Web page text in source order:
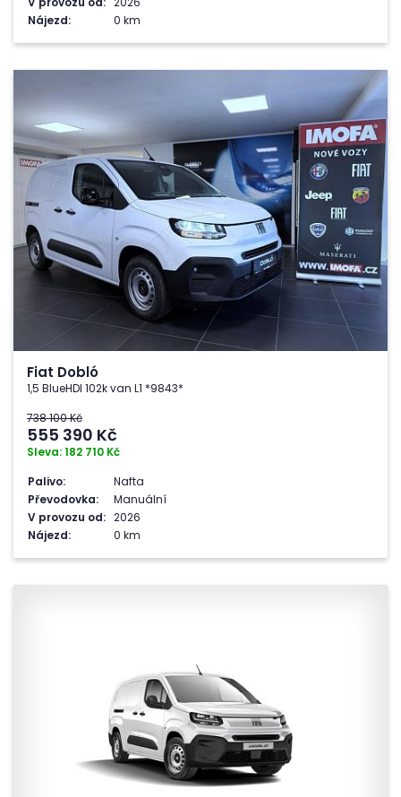
Nájezd:
0 km
Fiat Dobló
1,5 BlueHDI 102k van L1 *9843*
738 100 Kč
555 390 Kč
Sleva: 182 710 Kč
Palivo:
Nafta
Převodovka:
Manuální
V provozu od: 2026
Nájezd:
0 km